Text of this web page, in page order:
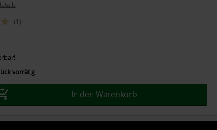
(1)
vorrätig
In den Warenkorb